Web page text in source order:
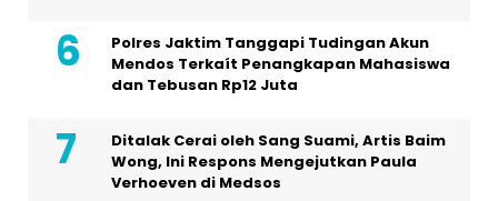
Polres Jaktim Tanggapi Tudingan Akun
Mendos Terkaít Penangkapan Mahasiswa
dan Tebusan Rp12 Juta
Ditalak Cerai oleh Sang Suami, Artis Baim
Wong, Ini Respons Mengejutkan Paula
Verhoeven di Medsos